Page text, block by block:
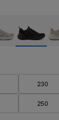
230
250